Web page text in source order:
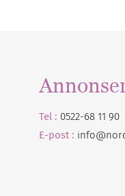
Tel : 0522-68 11 90
E-post :